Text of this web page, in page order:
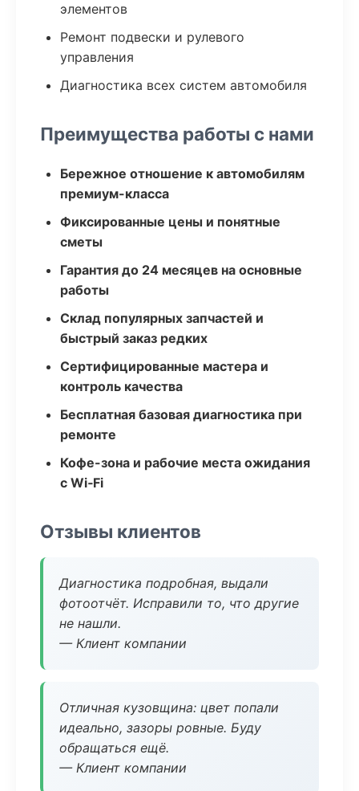
элементов
Ремонт подвески и рулевого
управления
Диагностика всех систем автомобиля
Преимущества работы с нами
Бережное отношение к автомобилям
премиум-класса
Фиксированные цены и понятные
сметы
Гарантия до 24 месяцев на основные
работы
Склад популярных запчастей и
быстрый заказ редких
Сертифицированные мастера и
контроль качества
Бесплатная базовая диагностика при
ремонте
Кофе-зона и рабочие места ожидания
с Wi‑Fi
Отзывы клиентов
Диагностика подробная, выдали
фотоотчёт. Исправили то, что другие
не нашли.
— Клиент компании
Отличная кузовщина: цвет попали
идеально, зазоры ровные. Буду
обращаться ещё.
— Клиент компании